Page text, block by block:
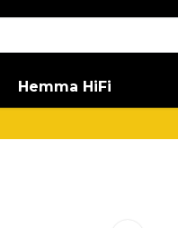
Hemma HiFi